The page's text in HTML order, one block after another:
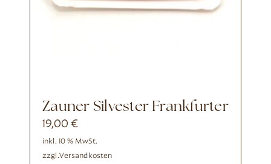
Zauner Silvester Frankfurter
19,00€
inkl. 10 % MwSt.
zzgl.Versandkosten